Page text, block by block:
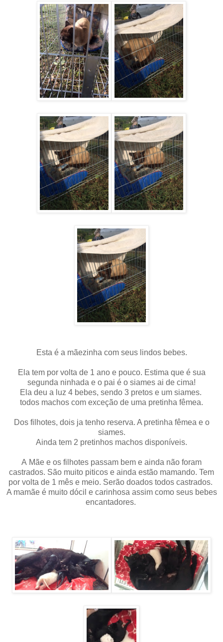
Esta é a mãezinha com seus lindos bebes.
Ela tem por volta de 1 ano e pouco. Estima que é sua
segunda ninhada e o pai é o siames ai de cima!
Ela deu a luz 4 bebes, sendo 3 pretos e um siames.
todos machos com exceção de uma pretinha fêmea.
Dos filhotes, dois ja tenho reserva. A pretinha fêmea e o
siames.
Ainda tem 2 pretinhos machos disponíveis.
A Mãe e os filhotes passam bem e ainda não foram
castrados. São muito piticos e ainda estão mamando. Tem
por volta de 1 mês e meio. Serão doados todos castrados.
A mamãe é muito dócil e carinhosa assim como seus bebes
encantadores.